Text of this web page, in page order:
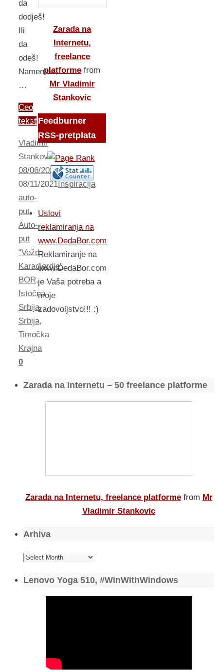
da
dodješ!
Ili
da
odeš!
Namenski,
…
Ceo
tekst
Vladimir
Stankovic
08/06/2021
08/11/2021Inspiracija
auto-
put,
Auto-
put
"Vožd
Karadjordje",
BOR,
Istočna
Srbija,
Srbija,
Timočka
Krajna
0
Zarada na
Internetu,
freelance
platforme from
Mr Vladimir
Stankovic
Feedburner
RSS-pretplata
Uslovi
reklamiranja na
www.DedaBor.com
Reklamiranje na
www.DedaBor.com
je Vaša potreba a
moje
zadovoljstvo!!! :)
Zarada na Internetu – 50 freelance platforme
Zarada na Internetu, freelance platforme from Mr
Vladimir Stankovic
Arhiva
Arhiva
Lenovo Yoga 510, #WinWithWindows